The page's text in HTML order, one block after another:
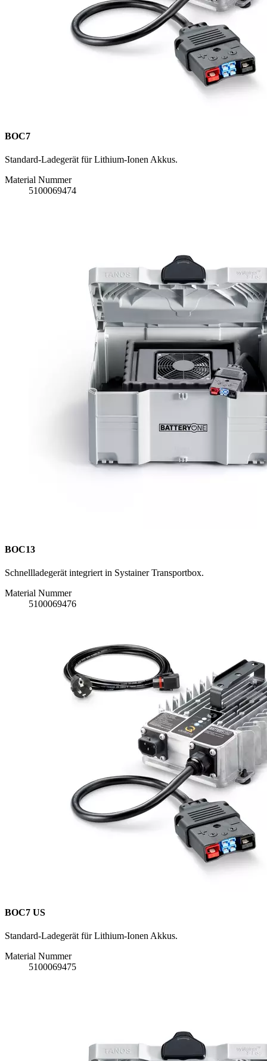
BOC7
Standard-Ladegerät für Lithium-Ionen Akkus.
Material Nummer
5100069474
BOC13
Schnellladegerät integriert in Systainer Transportbox.
Material Nummer
5100069476
BOC7 US
Standard-Ladegerät für Lithium-Ionen Akkus.
Material Nummer
5100069475